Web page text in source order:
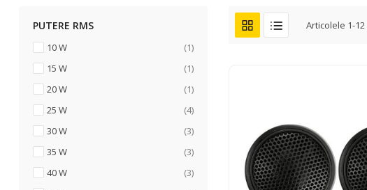
Articolele 1-12
PUTERE RMS
10 W 1articol
15 W
1articol
20 W
1articol
25 W
4articole
30 W
3articole
35 W
3articole
40 W
3articole